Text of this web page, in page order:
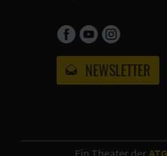
NEWSLETTER
Ein Theater der